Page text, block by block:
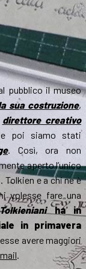
pubblico il museo
sua costruzione,
direttore creativo
poi siamo stati
. Così, ora non
aperto l’unico
Tolkien e a chi ne è
volesse fare una
ha in
in primavera
avere maggiori
.